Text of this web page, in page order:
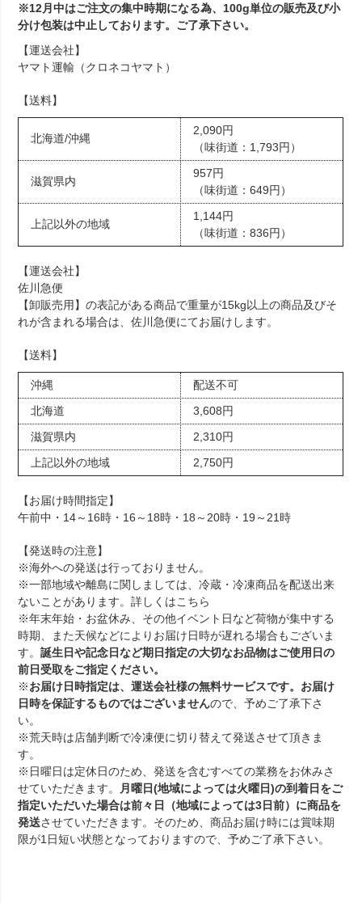
※12月中はご注文の集中時期になる為、100g単位の販売及び小
分け包装は中止しております。ご了承下さい。
【運送会社】
ヤマト運輸（クロネコヤマト）
【送料】
北海道/沖縄
2,090円
（味街道：1,793円）
滋賀県内
957円
（味街道：649円）
上記以外の地域
1,144円
（味街道：836円）
【運送会社】
佐川急便
【卸販売用】の表記がある商品で重量が15kg以上の商品及びそ
れが含まれる場合は、佐川急便にてお届けします。
【送料】
沖縄
配送不可
北海道
3,608円
滋賀県内
2,310円
上記以外の地域
2,750円
【お届け時間指定】
午前中・14～16時・16～18時・18～20時・19～21時
【発送時の注意】
※海外への発送は行っておりません。
※一部地域や離島に関しましては、冷蔵・冷凍商品を配送出来
ないことがあります。詳しくはこちら
※年末年始・お盆休み、その他イベント日など荷物が集中する
時期、また天候などによりお届け日時が遅れる場合もございま
す。誕生日や記念日など期日指定の大切なお品物はご使用日の
前日受取をご指定ください。
※お届け日時指定は、運送会社様の無料サービスです。お届け
日時を保証するものではございませんので、予めご了承下さ
い。
※荒天時は店舗判断で冷凍便に切り替えて発送させて頂きま
す。
※日曜日は定休日のため、発送を含むすべての業務をお休みさ
せていただきます。
月曜日(地域によっては火曜日)の到着日をご
指定いただいた場合は前々日（地域によっては3日前）に商品を
発送させていただきます。そのため、商品お届け時には賞味期
限が1日短い状態となっておりますので、予めご了承下さい。